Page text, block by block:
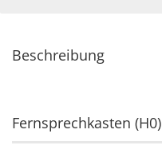
Beschreibung
Fernsprechkasten (H0)